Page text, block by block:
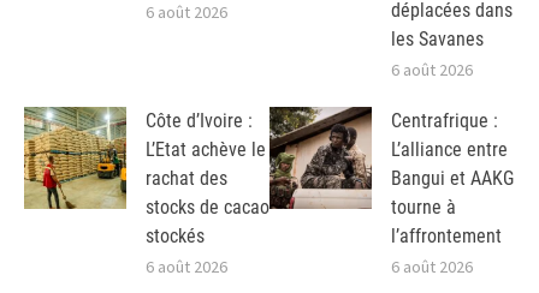
6 août 2026
déplacées dans
les Savanes
6 août 2026
Côte d’Ivoire :
L’Etat achève le
rachat des
stocks de cacao
stockés
6 août 2026
Centrafrique :
L’alliance entre
Bangui et AAKG
tourne à
l’affrontement
6 août 2026